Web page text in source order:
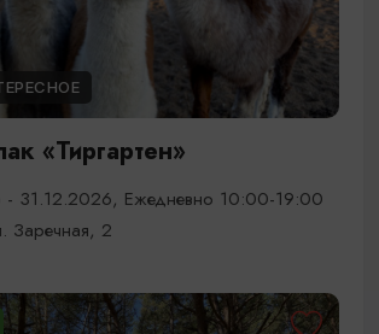
«Тиргартен»
31.12.2026, Ежедневно 10:00-19:00
Заречная, 2